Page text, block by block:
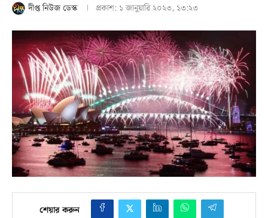
দীপ্ত নিউজ ডেস্ক প্রকাশ: ১ জানুয়ারি ২০২৩, ১৩:২৩
শেয়ার করুন